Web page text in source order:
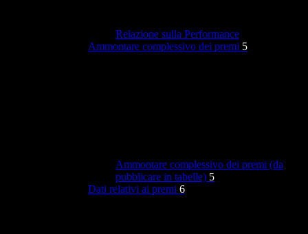
Relazione sulla Performance
Ammontare complessivo dei premi 5
Ammontare complessivo dei premi (da
pubblicare in tabelle) 5
Dati relativi ai premi 6